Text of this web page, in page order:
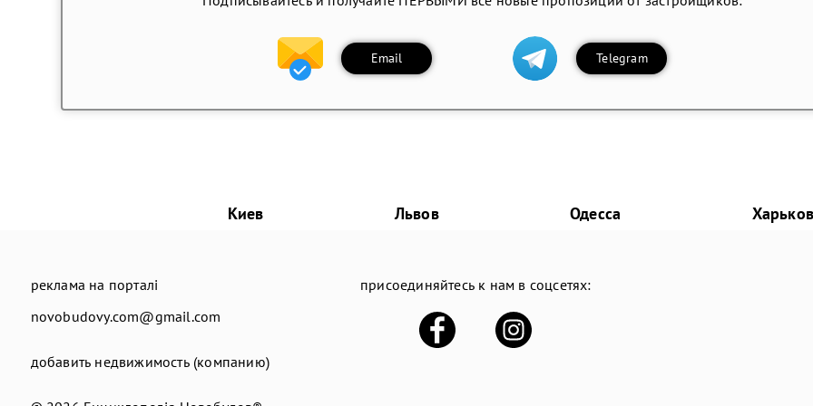
Email Telegram
Киев Львов Одесса Харьков
реклама на порталі
novobudovy.com@gmail.com
добавить недвижимость (компанию)
присоединяйтесь к нам в соцсетях: